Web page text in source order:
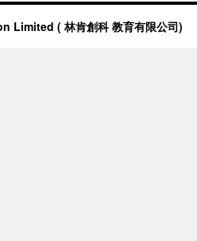
Limited ( 林肯創科 教育有限公司)